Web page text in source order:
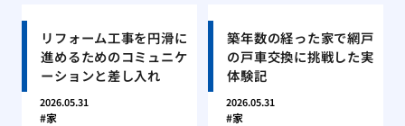
リフォーム工事を円滑に
進めるためのコミュニケ
ーションと差し入れ
2026.05.31
家
築年数の経った家で網戸
の戸車交換に挑戦した実
体験記
2026.05.31
家